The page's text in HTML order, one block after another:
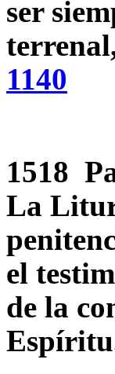
ser
1140
1518
La
el
de la